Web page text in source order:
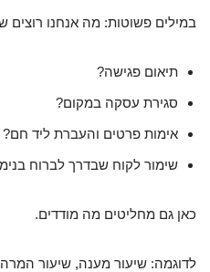
במילים פשוטות: מה אנחנו
תיאום פגישה?
סגירת עסקה במקום?
אימות פרטים והעברת ליד חם?
שימור לקוח שבדרך לברוח
כאן גם מחליטים מה מודדים.
לדוגמה: שיעור מענה, שיעור